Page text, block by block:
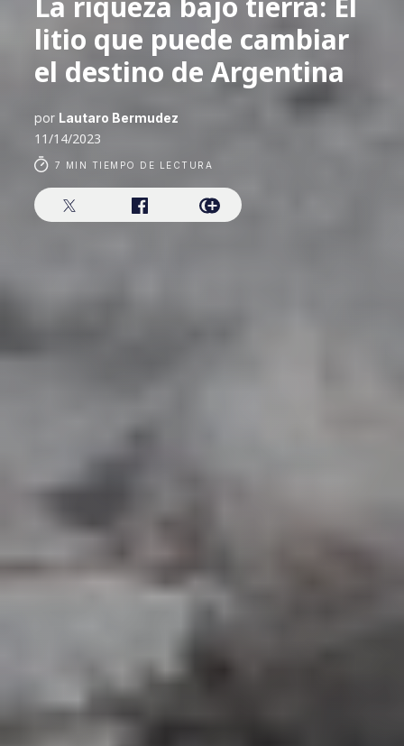
litio que puede cambiar
el destino de Argentina
por Lautaro Bermudez
11/14/2023
7 MIN TIEMPO DE LECTURA